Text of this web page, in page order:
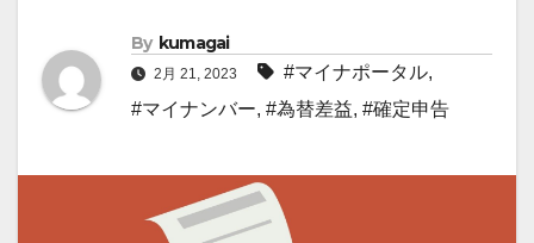
By kumagai
2月 21, 2023 #マイナポータル,
#マイナンバー, #為替差益, #確定申告